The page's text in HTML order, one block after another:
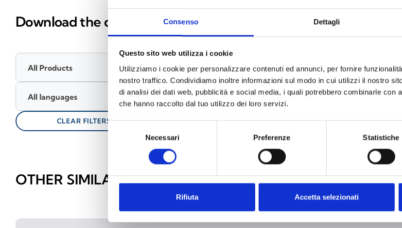
Consenso Dettagli
Questo sito web utilizza i cookie
Utilizziamo i cookie per personalizzare contenuti ed annunci, per fornire
nostro traffico. Condividiamo inoltre informazioni sul modo in cui utilizzi il nostro
di analisi dei dati web, pubblicità e social media, i quali potrebbero combinarle con
che hanno raccolto dal tuo utilizzo dei loro servizi.
Selezione
Necessari Preferenze Statistiche
Rifiuta Accetta selezionati
Download the documentation
lock keyboard_arrow_down Technical Data Sheet - Materials (4)
Please log in before downloading content marked with the icon
lock
All Products
All languages
CLEAR FILTERS
OTHER SIMILAR PRODUCTS